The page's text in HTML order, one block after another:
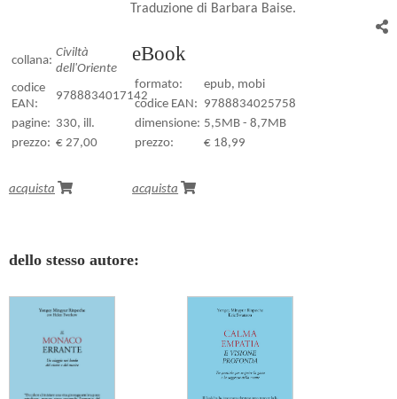
Traduzione di Barbara Baise.
collana:
Civiltà
dell'Oriente
codice
EAN:
9788834017142
pagine: 330, ill.
prezzo: € 27,00
acquista
eBook
formato:
epub, mobi
codice EAN: 9788834025758
dimensione: 5,5MB - 8,7MB
prezzo:
€ 18,99
acquista
dello stesso autore: